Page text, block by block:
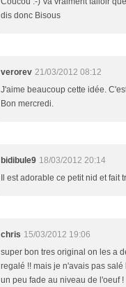
dis donc Bisous
verorev 21/03/2012 08:12
J'aime beaucoup cette idée.
Bon mercredi.
bidibule9 18/03/2012 20:14
Il est adorable ce petit nid et fait
chris 15/03/2012 19:06
super bon tres original on les a
regalé !! mais je n'avais pas
un peu fade au niveau de l'oeuf !